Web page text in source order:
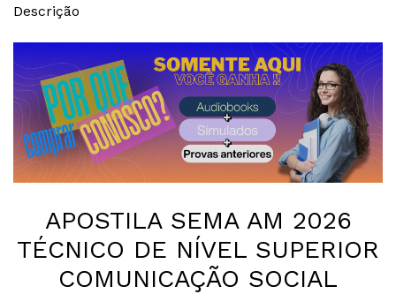
Descrição
APOSTILA SEMA AM 2026
TÉCNICO DE NÍVEL SUPERIOR
COMUNICAÇÃO SOCIAL